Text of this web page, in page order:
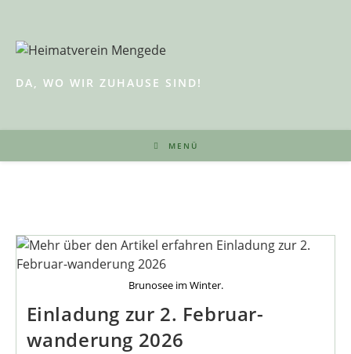
springen
DA, WO WIR ZUHAUSE SIND!
MENÜ
Brunosee im Winter.
Einladung zur 2. Februar-
wanderung 2026